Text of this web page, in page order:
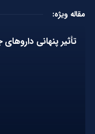
مقاله ویژه:
تأثیر پنهانی